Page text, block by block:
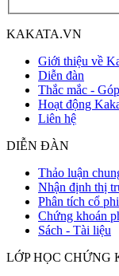
KAKATA.VN
Giới thiệu về
Diễn đàn
Thắc mắc -
Hoạt động
Liên hệ
DIỄN ĐÀN
Thảo luận
Nhận định thị
Phân tích cổ
Chứng khoán
Sách - Tài liệu
LỚP HỌC CHỨNG